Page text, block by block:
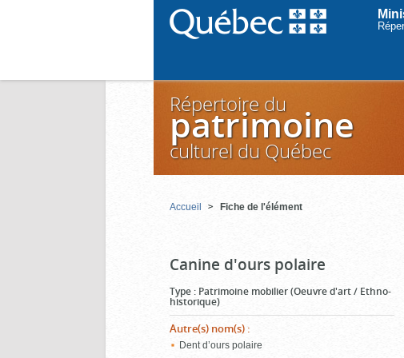
Répertoire du
patrimoine
culturel du Québec
Accueil Fiche de l'élément
Canine d'ours polaire
Type : Patrimoine mobilier (Oeuvre d'art / Ethno-
historique)
Autre(s) nom(s) :
Dent d’ours polaire